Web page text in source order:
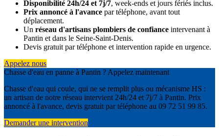
Disponibilité 24h/24 et 7j/7, week-ends et jours fériés inclus.
Prix annoncé à l'avance par téléphone, avant tout
déplacement.
Un réseau d'artisans plombiers de confiance intervenant à
Pantin et dans le Seine-Saint-Denis.
Devis gratuit par téléphone et intervention rapide en urgence.
Appelez nous
Chasse d'eau en panne à Pantin ? Appelez maintenant
Chasse d'eau qui coule, qui ne se remplit plus ou mécanisme HS :
un artisan de notre réseau intervient 24h/24 et 7j/7 à Pantin. Prix
annoncé à l'avance, devis gratuit par téléphone au 09 72 51 99 85.
Demander une intervention